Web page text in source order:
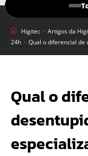
Higitec • Artigos da
24h • Qual o diferencial de
Qual o